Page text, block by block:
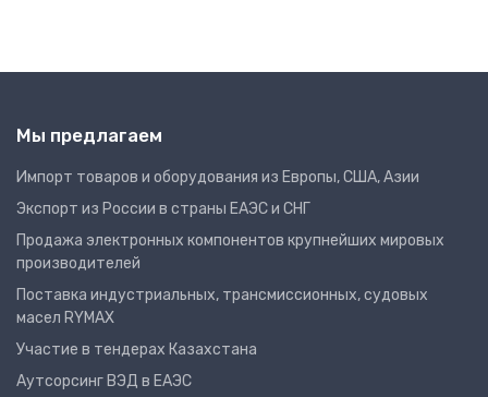
Мы предлагаем
Импорт товаров и оборудования из Европы, США, Азии
Экспорт из России в страны ЕАЭС и СНГ
Продажа электронных компонентов крупнейших мировых
производителей
Поставка индустриальных, трансмиссионных, судовых
масел RYMAX
Участие в тендерах Казахстана
Аутсорсинг ВЭД в ЕАЭС